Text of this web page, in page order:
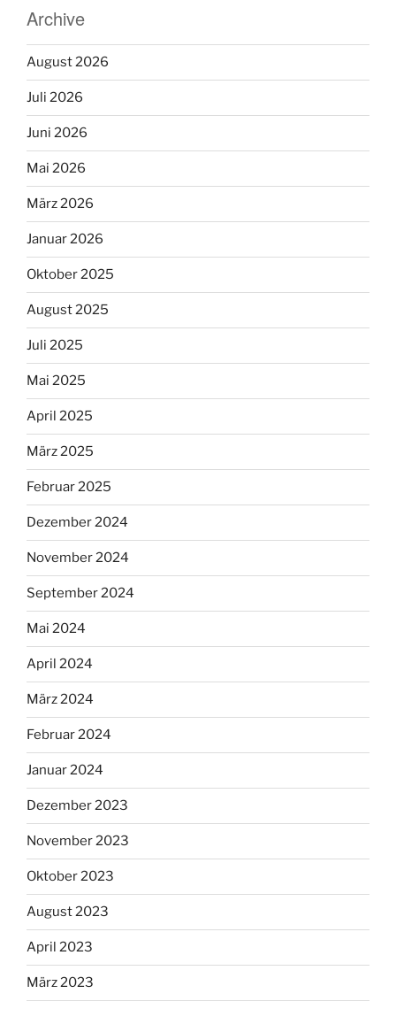
Archive
August 2026
Juli 2026
Juni 2026
Mai 2026
März 2026
Januar 2026
Oktober 2025
August 2025
Juli 2025
Mai 2025
April 2025
März 2025
Februar 2025
Dezember 2024
November 2024
September 2024
Mai 2024
April 2024
März 2024
Februar 2024
Januar 2024
Dezember 2023
November 2023
Oktober 2023
August 2023
April 2023
März 2023